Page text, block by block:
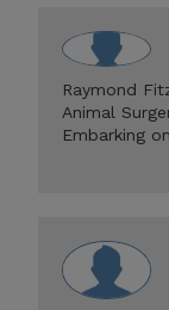
Raymond
Animal
Embarking